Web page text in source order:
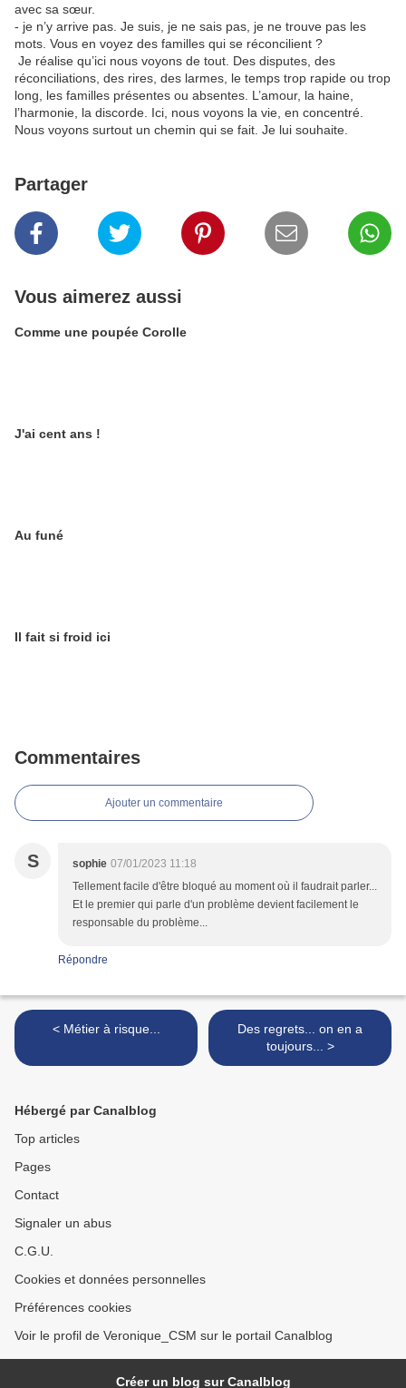
avec sa sœur.
- je n’y arrive pas. Je suis, je ne sais pas, je ne trouve pas les
mots. Vous en voyez des familles qui se réconcilient ?
Je réalise qu’ici nous voyons de tout. Des disputes, des
réconciliations, des rires, des larmes, le temps trop rapide ou trop
long, les familles présentes ou absentes. L’amour, la haine,
l’harmonie, la discorde. Ici, nous voyons la vie, en concentré.
Nous voyons surtout un chemin qui se fait. Je lui souhaite.
Partager
Vous aimerez aussi
Comme une poupée Corolle
J'ai cent ans !
Au funé
Il fait si froid ici
Commentaires
Ajouter un commentaire
S sophie 07/01/2023 11:18
Tellement facile d'être bloqué au moment où il faudrait parler...
Et le premier qui parle d'un problème devient facilement le
responsable du problème...
Répondre
< Métier à risque...
Des regrets... on en a
toujours... >
Hébergé par Canalblog
Top articles
Pages
Contact
Signaler un abus
C.G.U.
Cookies et données personnelles
Préférences cookies
Voir le profil de Veronique_CSM sur le portail Canalblog
Créer un blog sur Canalblog